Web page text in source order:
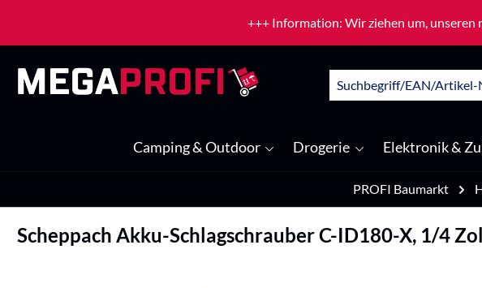
+++ Information: Wir ziehen um, unseren
Camping & Outdoor Drogerie Elektronik &
PROFI Baumarkt
Scheppach Akku-Schlagschrauber C-ID180-X, 1/4